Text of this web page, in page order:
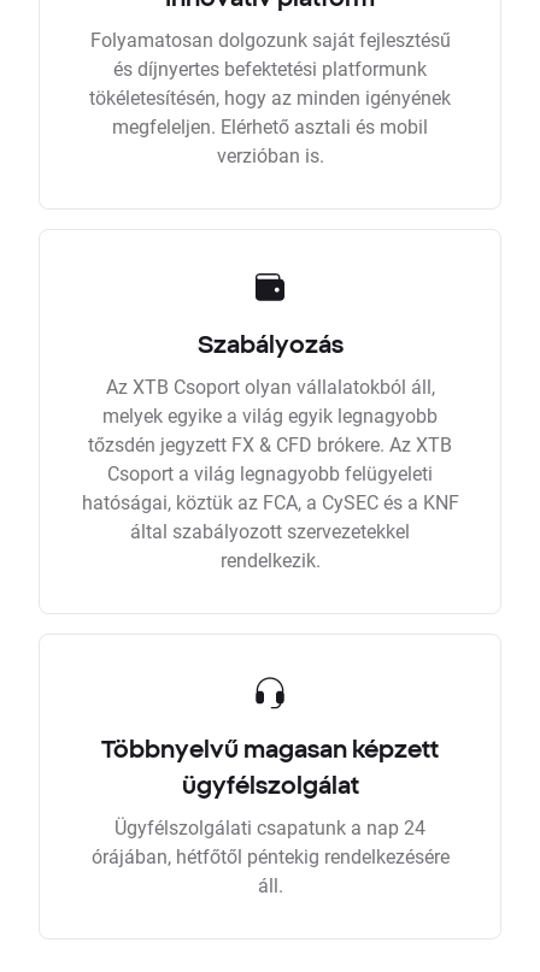
Folyamatosan dolgozunk saját fejlesztésű
és díjnyertes befektetési platformunk
tökéletesítésén, hogy az minden igényének
megfeleljen. Elérhető asztali és mobil
verzióban is.
Szabályozás
Az XTB Csoport olyan vállalatokból áll,
melyek egyike a világ egyik legnagyobb
tőzsdén jegyzett FX & CFD brókere. Az XTB
Csoport a világ legnagyobb felügyeleti
hatóságai, köztük az FCA, a CySEC és a KNF
által szabályozott szervezetekkel
rendelkezik.
Többnyelvű magasan képzett
ügyfélszolgálat
Ügyfélszolgálati csapatunk a nap 24
órájában, hétfőtől péntekig rendelkezésére
áll.